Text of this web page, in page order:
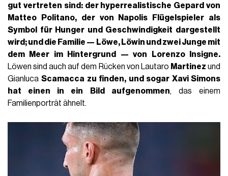
gut vertreten sind: der hyperrealistische Gepard von
Matteo
Politano, der von Napolis Flügelspieler als
Symbol für Hunger und Geschwindigkeit dargestellt
wird; und die Familie — Löwe, Löwin und zwei Junge mit
dem Meer im Hintergrund — von Lorenzo Insigne.
Löwen sind auch auf dem Rücken von Lautaro Martinez und
GianlucaScamacca zu finden, und sogar Xavi Simons
hat einen in ein Bild aufgenommen, das einem
Familienporträt ähnelt.